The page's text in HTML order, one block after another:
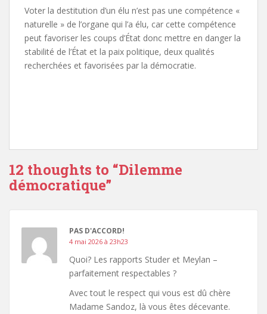
Voter la destitution d’un élu n’est pas une compétence «
naturelle » de l’organe qui l’a élu, car cette compétence
peut favoriser les coups d’État donc mettre en danger la
stabilité de l’État et la paix politique, deux qualités
recherchées et favorisées par la démocratie.
12 thoughts to “Dilemme
démocratique”
PAS D'ACCORD!
4 mai 2026 à 23h23
Quoi? Les rapports Studer et Meylan –
parfaitement respectables ?
Avec tout le respect qui vous est dû chère
Madame Sandoz, là vous êtes décevante.